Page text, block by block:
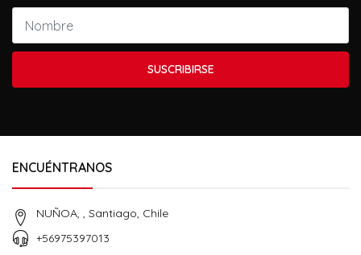
SUSCRIBIRSE
ENCUÉNTRANOS
NUÑOA, , Santiago, Chile
+56975397013